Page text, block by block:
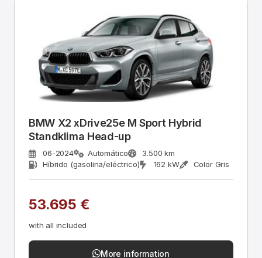
BMW X2 xDrive25e M Sport Hybrid
Standklima Head-up
06-2024 Automático
3.500 km
Híbrido (gasolina/eléctrico)
162 kW Color Gris
53.695 €
with all included
More information